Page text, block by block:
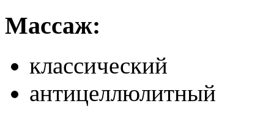
Массаж:
классический
антицеллюлитный
пляже Крыма: Что
люди вытворяют, когда